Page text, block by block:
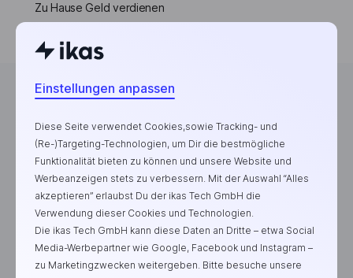
Einstellungen anpassen
Diese Seite verwendet Cookies,sowie Tracking- und
(Re-)Targeting-Technologien, um Dir die bestmögliche
Funktionalität bieten zu können und unsere Website und
Werbeanzeigen stets zu verbessern. Mit der Auswahl “Alles
akzeptieren” erlaubst Du der ikas Tech GmbH die
Verwendung dieser Cookies und Technologien.
Die ikas Tech GmbH kann diese Daten an Dritte – etwa Social
Media-Werbepartner wie Google, Facebook und Instagram –
zu Marketingzwecken weitergeben. Bitte besuche unsere
Zu Hause Geld verdienen
Die E-Commerce-Plattform für erfolgreiche Marken